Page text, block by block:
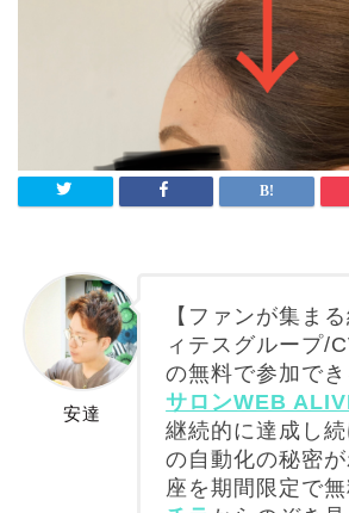
安達
【ファンが集ま
ィテスグループ/
の無料で参加でき
サロンWEB
継続的に達成し
の自動化の秘密
座を期間限定で